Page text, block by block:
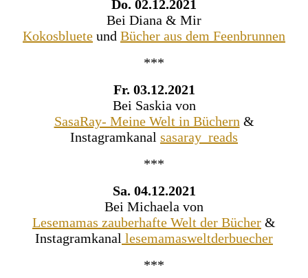
Do. 02.12.2021
Bei Diana & Mir
Kokosbluete und Bücher aus dem Feenbrunnen
***
Fr. 03.12.2021
Bei Saskia von
SasaRay- Meine Welt in Büchern &
Instagramkanal sasaray_reads
***
Sa. 04.12.2021
Bei Michaela von
Lesemamas zauberhafte Welt der Bücher &
Instagramkanal lesemamasweltderbuecher
***